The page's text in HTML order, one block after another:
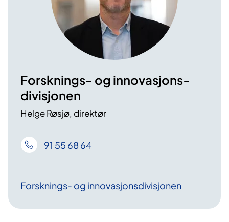
Forsknings- og innovasjons­
divisjonen
Helge Røsjø, direktør
91 55 68 64
Forsknings- og innovasjonsdivisjonen